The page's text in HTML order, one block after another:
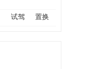
试驾 置换